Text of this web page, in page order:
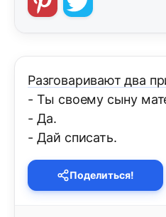
Разговаривают два
- Ты своему сыну
- Да.
- Дай списать.
Поделиться!